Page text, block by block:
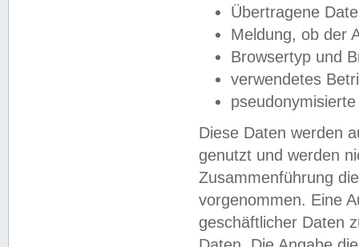
Übertragene
Meldung, ob der
Browsertyp und
verwendetes
Diese Daten werden
genutzt und werden
Zusammenführung
vorgenommen. Eine
geschäftlicher Daten